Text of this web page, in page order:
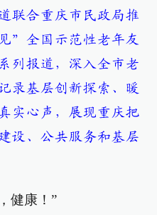
联合重庆市民政局推
”全国示范性老年友
列报道，深入全市老
录基层创新探索、暖
实心声，展现重庆把
设、公共服务和基层
健康！”